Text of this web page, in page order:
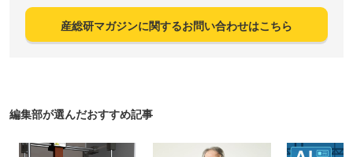
産総研マガジンに関するお問い合わせはこちら
編集部が選んだおすすめ記事